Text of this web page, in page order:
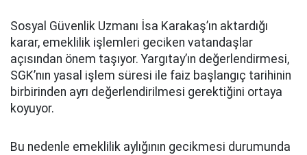
Sosyal Güvenlik Uzmanı İsa Karakaş’ın aktardığı
karar, emeklilik işlemleri geciken vatandaşlar
açısından önem taşıyor. Yargıtay’ın değerlendirmesi,
SGK’nın yasal işlem süresi ile faiz başlangıç tarihinin
birbirinden ayrı değerlendirilmesi gerektiğini ortaya
koyuyor.
Bu nedenle emeklilik aylığının gecikmesi durumunda